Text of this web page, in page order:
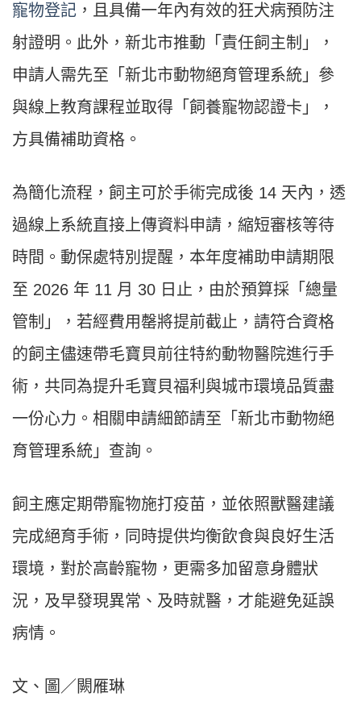
寵物登記 ，且具備一年內有效的狂犬病預防注
射證明。此外，新北市推動「責任飼主制」，
申請人需先至「新北市動物絕育管理系統」參
與線上教育課程並取得「飼養寵物認證卡」，
方具備補助資格。
為簡化流程，飼主可於手術完成後 14 天內，透
過線上系統直接上傳資料申請，縮短審核等待
時間。動保處特別提醒，本年度補助申請期限
至 2026 年 11 月 30 日止，由於預算採「總量
管制」，若經費用罄將提前截止，請符合資格
的飼主儘速帶毛寶貝前往特約動物醫院進行手
術，共同為提升毛寶貝福利與城市環境品質盡
一份心力。相關申請細節請至「新北市動物絕
育管理系統」查詢。
飼主應定期帶寵物施打疫苗，並依照獸醫建議
完成絕育手術，同時提供均衡飲食與良好生活
環境，對於高齡寵物，更需多加留意身體狀
況，及早發現異常、及時就醫，才能避免延誤
病情。
文、圖／闕雁琳